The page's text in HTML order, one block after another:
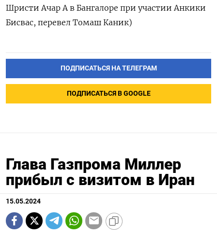
Шристи Ачар А в Бангалоре при участии Анкики
Бисвас, перевел Томаш Каник)
ПОДПИСАТЬСЯ НА ТЕЛЕГРАМ
ПОДПИСАТЬСЯ В GOOGLE
Глава Газпрома Миллер
прибыл с визитом в Иран
15.05.2024